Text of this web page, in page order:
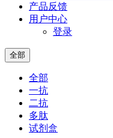
产品反馈
用户中心
登录
全部
全部
一抗
二抗
多肽
试剂盒